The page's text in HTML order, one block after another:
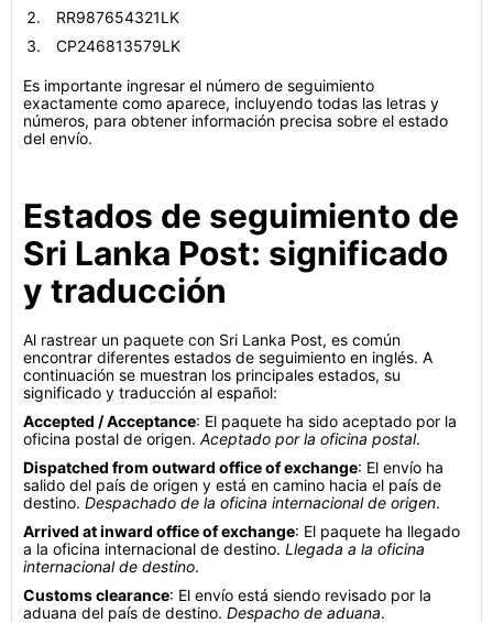
RR987654321LK
CP246813579LK
Es importante ingresar el número de seguimiento
exactamente como aparece, incluyendo todas las letras y
números, para obtener información precisa sobre el estado
del envío.
Estados de seguimiento de
Sri Lanka Post: significado
y traducción
Al rastrear un paquete con Sri Lanka Post, es común
encontrar diferentes estados de seguimiento en inglés. A
continuación se muestran los principales estados, su
significado y traducción al español:
Accepted / Acceptance: El paquete ha sido aceptado por la
oficina postal de origen. Aceptado por la oficina postal.
Dispatched from outward office of exchange: El envío ha
salido del país de origen y está en camino hacia el país de
destino. Despachado de la oficina internacional de origen.
Arrived at inward office of exchange: El paquete ha llegado
a la oficina internacional de destino. Llegada a la oficina
internacional de destino.
Customs clearance: El envío está siendo revisado por la
aduana del país de destino. Despacho de aduana.